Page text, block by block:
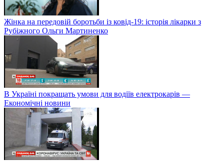
Жінка на передовій боротьби із ковід-19: історія лікарки з
Рубіжного Ольги Мартиненко
В Україні покращать умови для водіїв електрокарів —
Економічні новини